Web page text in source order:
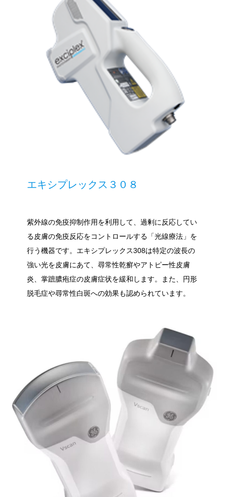
エキシプレックス３０８
紫外線の免疫抑制作用を利用して、過剰に反応してい
る皮膚の免疫反応をコントロールする「光線療法」を
行う機器です。エキシプレックス308は特定の波長の
強い光を皮膚にあて、尋常性乾癬やアトピー性皮膚
炎、掌蹠膿疱症の皮膚症状を緩和します。また、円形
脱毛症や尋常性白斑への効果も認められています。